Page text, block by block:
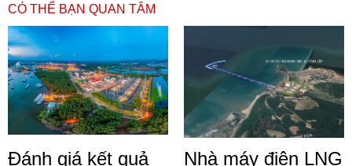
CÓ THỂ BẠN QUAN TÂM
Đánh giá kết quả Nhà máy điện LNG